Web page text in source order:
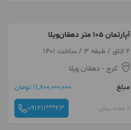
آپارتمان ۱۰۵ متر دهقان‌ویلا
2 اتاق / طبقه 3 / ساخت 1401
کرج - دهقان ویلا
مبلغ
11,800,000,000 تومان
2 هفته پیش 091211***23